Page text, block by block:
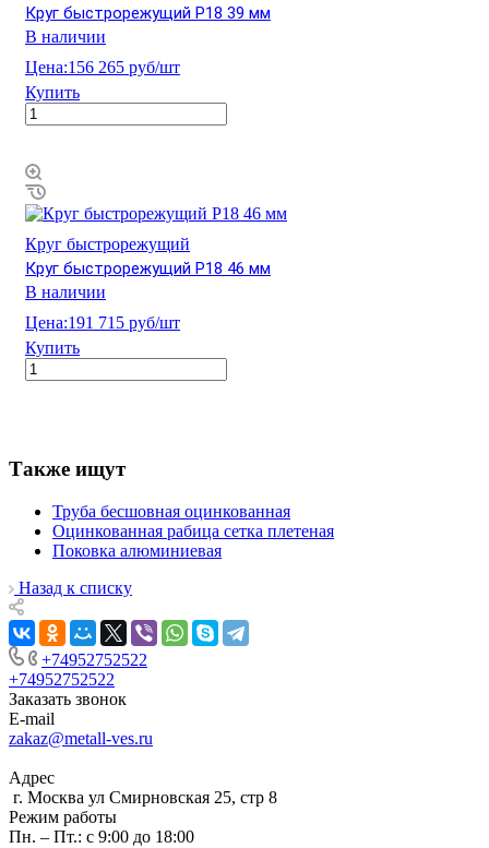
Круг быстрорежущий Р18 39 мм
В наличии
Цена:156 265 руб/шт
Купить
Круг быстрорежущий
Круг быстрорежущий Р18 46 мм
В наличии
Цена:191 715 руб/шт
Купить
Также ищут
Труба бесшовная оцинкованная
Оцинкованная рабица сетка плетеная
Поковка алюминиевая
Назад к списку
+74952752522
+74952752522
Заказать звонок
E-mail
zakaz@metall-ves.ru
Адрес
г. Москва ул Смирновская 25, стр 8
Режим работы
Пн. – Пт.: с 9:00 до 18:00